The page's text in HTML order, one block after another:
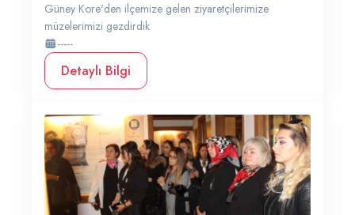
Güney Kore'den ilçemize gelen ziyaretçilerimize
müzelerimizi gezdirdik
-----
Detaylı Bilgi